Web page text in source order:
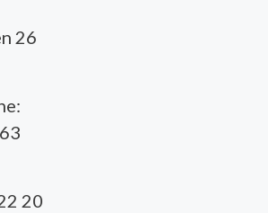
26
20